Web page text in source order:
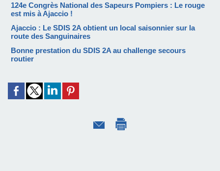
124e Congrès National des Sapeurs Pompiers : Le rouge
est mis à Ajaccio !
Ajaccio : Le SDIS 2A obtient un local saisonnier sur la
route des Sanguinaires
Bonne prestation du SDIS 2A au challenge secours
routier